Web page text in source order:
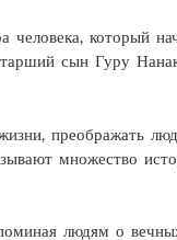
который
сын Гуру
преображать
множество
людям о